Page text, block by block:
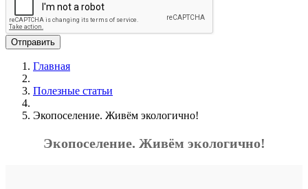
Главная
Полезные статьи
Экопоселение. Живём экологично!
Экопоселение. Живём экологично!